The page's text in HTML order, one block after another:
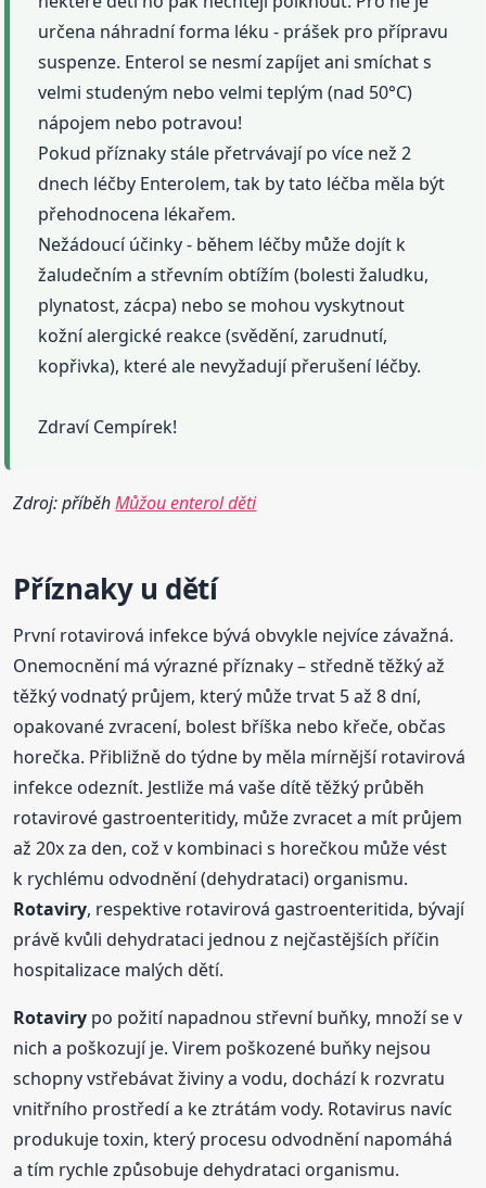
určena náhradní forma léku - prášek pro přípravu
suspenze. Enterol se nesmí zapíjet ani smíchat s
velmi studeným nebo velmi teplým (nad 50°C)
nápojem nebo potravou!
Pokud příznaky stále přetrvávají po více než 2
dnech léčby Enterolem, tak by tato léčba měla být
přehodnocena lékařem.
Nežádoucí účinky - během léčby může dojít k
žaludečním a střevním obtížím (bolesti žaludku,
plynatost, zácpa) nebo se mohou vyskytnout
kožní alergické reakce (svědění, zarudnutí,
kopřivka), které ale nevyžadují přerušení léčby.
Zdraví Cempírek!
Zdroj: příběhMůžou enterol děti
Příznaky u dětí
První rotavirová infekce bývá obvykle nejvíce závažná.
Onemocnění má výrazné příznaky – středně těžký až
těžký vodnatý průjem, který může trvat 5 až 8 dní,
opakované zvracení, bolest bříška nebo křeče, občas
horečka. Přibližně do týdne by měla mírnější rotavirová
infekce odeznít. Jestliže má vaše dítě těžký průběh
rotavirové gastroenteritidy, může zvracet a mít průjem
až 20x za den, což v kombinaci s horečkou může vést
k rychlému odvodnění (dehydrataci) organismu.
Rotaviry, respektive rotavirová gastroenteritida, bývají
právě kvůli dehydrataci jednou z nejčastějších příčin
hospitalizace malých dětí.
Rotaviry po požití napadnou střevní buňky, množí se v
nich a poškozují je. Virem poškozené buňky nejsou
schopny vstřebávat živiny a vodu, dochází k rozvratu
vnitřního prostředí a ke ztrátám vody. Rotavirus navíc
produkuje toxin, který procesu odvodnění napomáhá
a tím rychle způsobuje dehydrataci organismu.